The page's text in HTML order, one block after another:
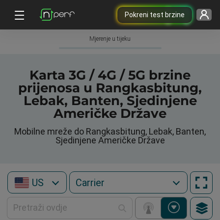
Pokreni test brzine
Mjerenje u tijeku
Karta 3G / 4G / 5G brzine
prijenosa u Rangkasbitung,
Lebak, Banten, Sjedinjene
Američke Države
Mobilne mreže do Rangkasbitung, Lebak, Banten,
Sjedinjene Američke Države
US